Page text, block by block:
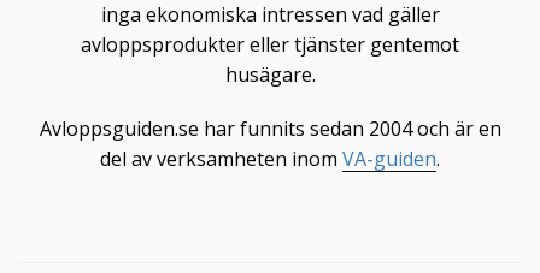
inga ekonomiska intressen vad gäller
avloppsprodukter eller tjänster gentemot
husägare.
Avloppsguiden.se har funnits sedan 2004 och är en
del av verksamheten inom VA-guiden.